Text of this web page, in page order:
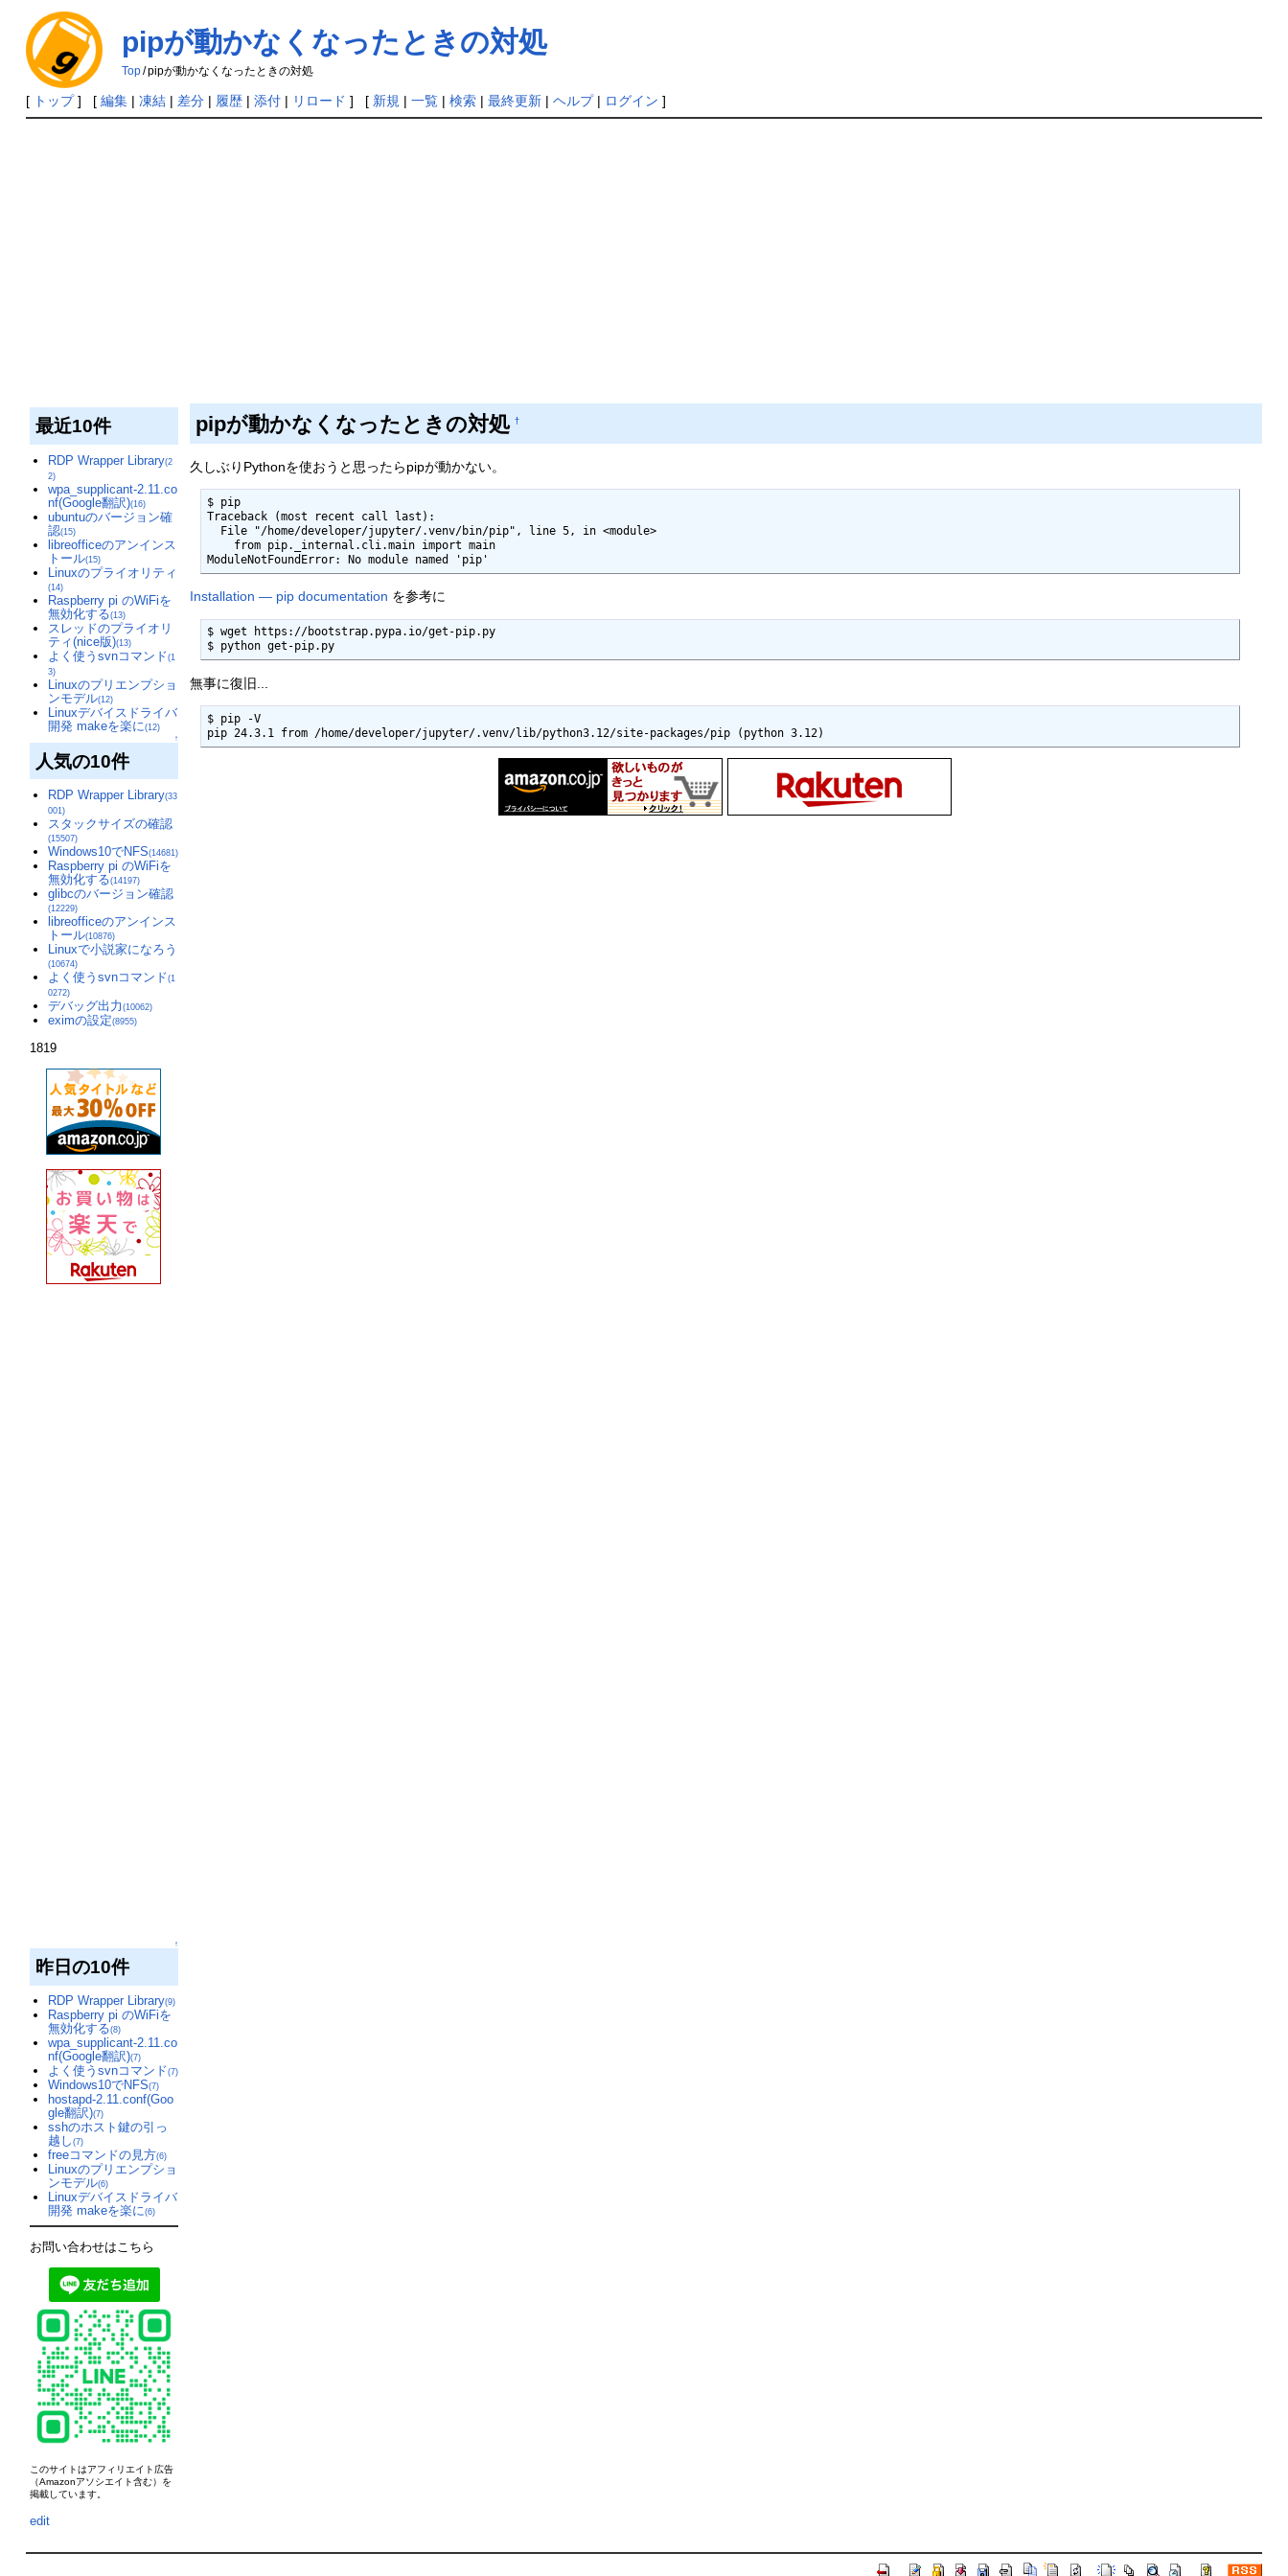
pipが動かなくなったときの対処
Top/pipが動かなくなったときの対処
[ トップ] [ 編集| 凍結| 差分| 履歴| 添付| リロード ] [ 新規 | 一覧| 検索| 最終更新| ヘルプ| ログイン ]
pipが動かなくなったときの対処 †
久しぶりPythonを使おうと思ったらpipが動かない。
$ pip
Traceback (most recent call last):
ModuleNotFoundError: No module named 'pip'
Installation — pip documentation を参考に
$ wget https://bootstrap.pypa.io/get-pip.py
$ python get-pip.py
無事に復旧...
$ pip -V
pip 24.3.1 from /home/developer/jupyter/.venv/lib/python3.12/site-packages/pip (python 3.12)
最近10件
RDP Wrapper Library(2
2)
wpa_supplicant-2.11.co
nf(Google翻訳)(16)
ubuntuのバージョン確
認(15)
libreofficeのアンインス
トール(15)
Linuxのプライオリティ
(14)
Raspberry pi のWiFiを
無効化する(13)
スレッドのプライオリ
ティ(nice版)(13)
よく使うsvnコマンド(1
3)
Linuxのプリエンプショ
ンモデル(12)
Linuxデバイスドライバ
開発 makeを楽に(12)
↑
人気の10件
RDP Wrapper Library(33
001)
スタックサイズの確認
(15507)
Windows10でNFS(14681)
Raspberry pi のWiFiを
無効化する(14197)
glibcのバージョン確認
(12229)
libreofficeのアンインス
トール(10876)
Linuxで小説家になろう
(10674)
よく使うsvnコマンド(1
0272)
デバッグ出力(10062)
eximの設定(8955)
1819
↑
昨日の10件
RDP Wrapper Library(9)
Raspberry pi のWiFiを
無効化する(8)
wpa_supplicant-2.11.co
nf(Google翻訳)(7)
よく使うsvnコマンド(7)
Windows10でNFS(7)
hostapd-2.11.conf(Goo
gle翻訳)(7)
sshのホスト鍵の引っ
越し(7)
freeコマンドの見方(6)
Linuxのプリエンプショ
ンモデル(6)
Linuxデバイスドライバ
開発 makeを楽に(6)
お問い合わせはこちら
このサイトはアフィリエイト広告
（Amazonアソシエイト含む）を
掲載しています。
edit